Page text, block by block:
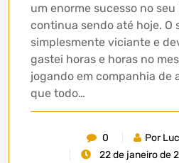
um enorme sucesso no
continua sendo até hoje. O
simplesmente viciante e
gastei horas e horas no
jogando em companhia de
que todo…
0
Por
22 de janeiro de